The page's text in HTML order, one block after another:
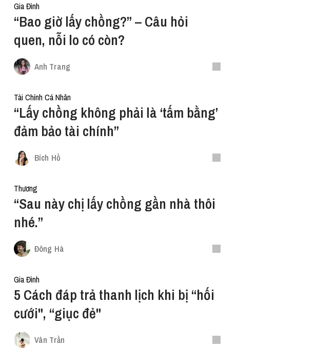
Gia Đình
“Bao giờ lấy chồng?” – Câu hỏi
quen, nỗi lo có còn?
Anh Trang
Tài Chính Cá Nhân
“Lấy chồng không phải là ‘tấm bằng’
đảm bảo tài chính”
Bích Hồ
Thương
“Sau này chị lấy chồng gần nhà thôi
nhé.”
Đông Hà
Gia Đình
5 Cách đáp trả thanh lịch khi bị “hối
cưới", “giục đẻ"
Vân Trần